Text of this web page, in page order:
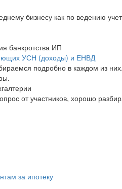
бизнесу как по ведению
банкротства ИП
УСН (доходы) и ЕНВД
подробно в каждом из
от участников, хорошо
за ипотеку